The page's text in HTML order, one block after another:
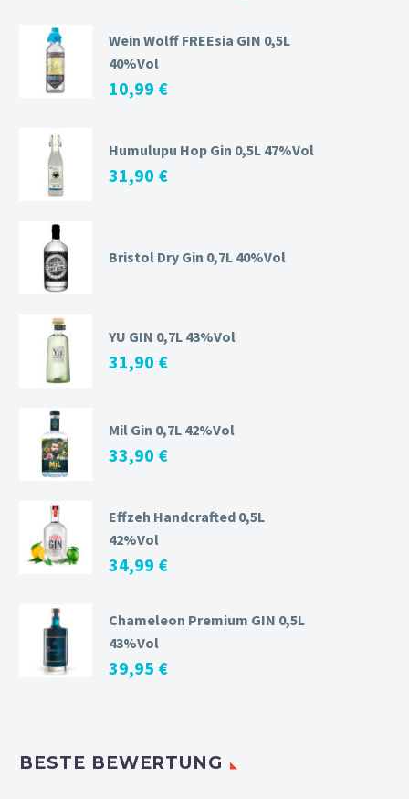
Wein Wolff FREEsia GIN 0,5L
40%Vol
10,99 €
Humulupu Hop Gin 0,5L 47%Vol
31,90 €
Bristol Dry Gin 0,7L 40%Vol
YU GIN 0,7L 43%Vol
31,90 €
Mil Gin 0,7L 42%Vol
33,90 €
Effzeh Handcrafted 0,5L
42%Vol
34,99 €
Chameleon Premium GIN 0,5L
43%Vol
39,95 €
BESTE BEWERTUNG